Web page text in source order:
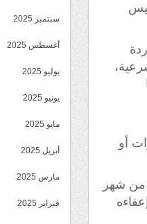
أو
من شهر
سبتمبر 2025
أغسطس 2025
يوليو 2025
يونيو 2025
مايو 2025
أبريل 2025
مارس 2025
فبراير 2025